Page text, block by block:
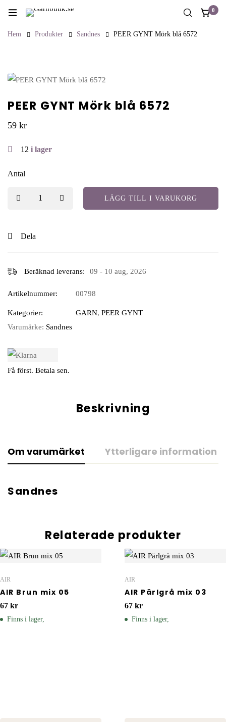
0
Hem Produkter Sandnes PEER GYNT Mörk blå 6572
PEER GYNT Mörk blå 6572
59 kr
12 i lager
Antal
LÄGG TILL I VARUKORG
Dela
Beräknad leverans: 09 - 10 aug, 2026
Artikelnummer: 00798
Kategorier: GARN, PEER GYNT
Varumärke: Sandnes
Få först. Betala sen.
Beskrivning
Om varumärket Ytterligare information
Sandnes
Relaterade produkter
AIR
AIR Brun mix 05
67 kr
Finns i lager,
AIR
AIR Pärlgrå mix 03
67 kr
Finns i lager,